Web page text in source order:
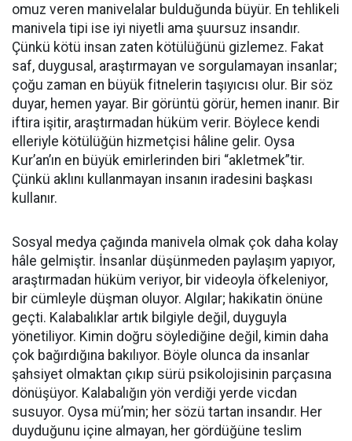
omuz veren manivelalar bulduğunda büyür. En tehlikeli
manivela tipi ise iyi niyetli ama şuursuz insandır.
Çünkü kötü insan zaten kötülüğünü gizlemez. Fakat
saf, duygusal, araştırmayan ve sorgulamayan insanlar;
çoğu zaman en büyük fitnelerin taşıyıcısı olur. Bir söz
duyar, hemen yayar. Bir görüntü görür, hemen inanır. Bir
iftira işitir, araştırmadan hüküm verir. Böylece kendi
elleriyle kötülüğün hizmetçisi hâline gelir. Oysa
Kur’an’ın en büyük emirlerinden biri “akletmek”tir.
Çünkü aklını kullanmayan insanın iradesini başkası
kullanır.
Sosyal medya çağında manivela olmak çok daha kolay
hâle gelmiştir. İnsanlar düşünmeden paylaşım yapıyor,
araştırmadan hüküm veriyor, bir videoyla öfkeleniyor,
bir cümleyle düşman oluyor. Algılar; hakikatin önüne
geçti. Kalabalıklar artık bilgiyle değil, duyguyla
yönetiliyor. Kimin doğru söylediğine değil, kimin daha
çok bağırdığına bakılıyor. Böyle olunca da insanlar
şahsiyet olmaktan çıkıp sürü psikolojisinin parçasına
dönüşüyor. Kalabalığın yön verdiği yerde vicdan
susuyor. Oysa mü’min; her sözü tartan insandır. Her
duyduğunu içine almayan, her gördüğüne teslim